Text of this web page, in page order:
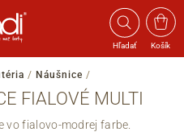
Hľadať Košík
/ Náušnice /
FIALOVÉ MULTI
vo fialovo-modrej farbe.